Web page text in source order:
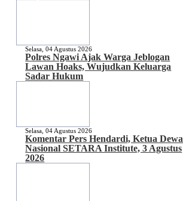
Selasa, 04 Agustus 2026
Polres Ngawi Ajak Warga Jeblogan
Lawan Hoaks, Wujudkan Keluarga
Sadar Hukum
Selasa, 04 Agustus 2026
Komentar Pers Hendardi, Ketua
Nasional SETARA Institute, 3 Agustus
2026